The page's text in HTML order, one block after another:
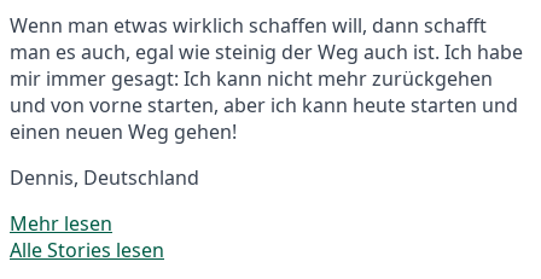
Wenn man etwas wirklich schaffen will, dann schafft
man es auch, egal wie steinig der Weg auch ist. Ich habe
mir immer gesagt: Ich kann nicht mehr zurückgehen
und von vorne starten, aber ich kann heute starten und
einen neuen Weg gehen!
Dennis, Deutschland
Mehr lesen
Alle Stories lesen